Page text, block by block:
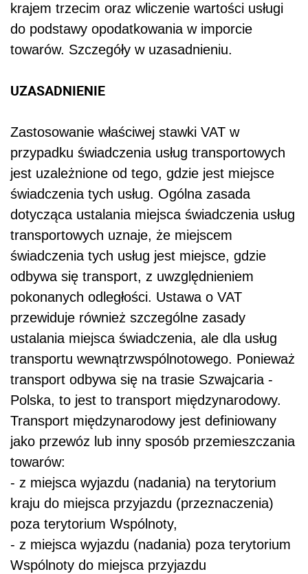
krajem trzecim oraz wliczenie wartości usługi
do podstawy opodatkowania w imporcie
towarów. Szczegóły w uzasadnieniu.
UZASADNIENIE
Zastosowanie właściwej stawki VAT w
przypadku świadczenia usług transportowych
jest uzależnione od tego, gdzie jest miejsce
świadczenia tych usług. Ogólna zasada
dotycząca ustalania miejsca świadczenia usług
transportowych uznaje, że miejscem
świadczenia tych usług jest miejsce, gdzie
odbywa się transport, z uwzględnieniem
pokonanych odległości. Ustawa o VAT
przewiduje również szczególne zasady
ustalania miejsca świadczenia, ale dla usług
transportu wewnątrzwspólnotowego. Ponieważ
transport odbywa się na trasie Szwajcaria -
Polska, to jest to transport międzynarodowy.
Transport międzynarodowy jest definiowany
jako przewóz lub inny sposób przemieszczania
towarów:
- z miejsca wyjazdu (nadania) na terytorium
kraju do miejsca przyjazdu (przeznaczenia)
poza terytorium Wspólnoty,
- z miejsca wyjazdu (nadania) poza terytorium
Wspólnoty do miejsca przyjazdu